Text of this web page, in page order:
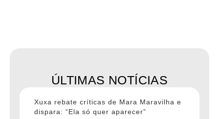
ÚLTIMAS NOTÍCIAS
Xuxa rebate críticas de Mara Maravilha e
dispara: “Ela só quer aparecer”